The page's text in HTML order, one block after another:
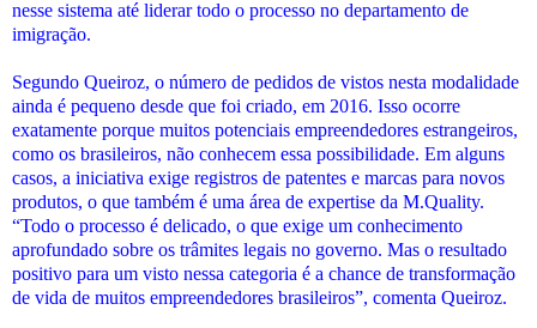
nesse sistema até liderar todo o processo no departamento de
imigração.
Segundo Queiroz, o número de pedidos de vistos nesta modalidade
ainda é pequeno desde que foi criado, em 2016. Isso ocorre
exatamente porque muitos potenciais empreendedores estrangeiros,
como os brasileiros, não conhecem essa possibilidade. Em alguns
casos, a iniciativa exige registros de patentes e marcas para novos
produtos, o que também é uma área de expertise da M.Quality.
“Todo o processo é delicado, o que exige um conhecimento
aprofundado sobre os trâmites legais no governo. Mas o resultado
positivo para um visto nessa categoria é a chance de transformação
de vida de muitos empreendedores brasileiros”, comenta Queiroz.